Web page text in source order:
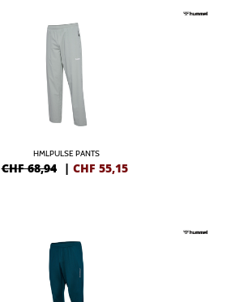
HMLPULSE PANTS
CHF 68,94 | CHF 55,15